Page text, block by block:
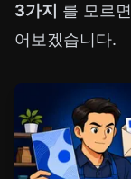
3가지 를 모르
어보겠습니다.